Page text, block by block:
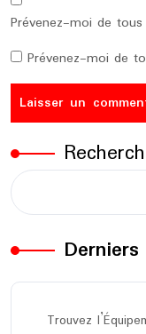
Prévenez-moi de
Prévenez-moi de
Trouvez